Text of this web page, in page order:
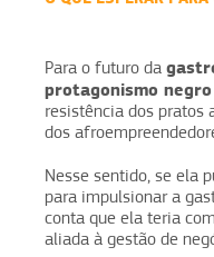
Para o futuro da
protagonismo negro
resistência dos pratos
dos
Nesse sentido, se ela
para impulsionar a
conta que ela teria
aliada à gestão de